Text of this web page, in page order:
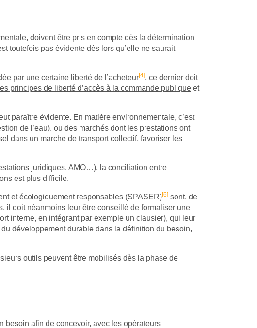
doivent être pris en compte dès la détermination
toutefois pas évidente dès lors qu’elle ne saurait
par une certaine liberté de l’acheteur[4], ce dernier doit
principes de liberté d’accès à la commande publique et
paraître évidente. En matière environnementale, c’est
de l’eau), ou des marchés dont les prestations ont
dans un marché de transport collectif, favoriser les
juridiques, AMO…), la conciliation entre
est plus difficile.
et écologiquement responsables (SPASER)[6] sont, de
il doit néanmoins leur être conseillé de formaliser une
interne, en intégrant par exemple un clausier), qui leur
développement durable dans la définition du besoin,
outils peuvent être mobilisés dès la phase de
besoin afin de concevoir, avec les opérateurs